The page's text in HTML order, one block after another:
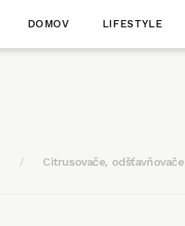
DOMOV LIFESTYLE
Citrusovače, odšťavňovače